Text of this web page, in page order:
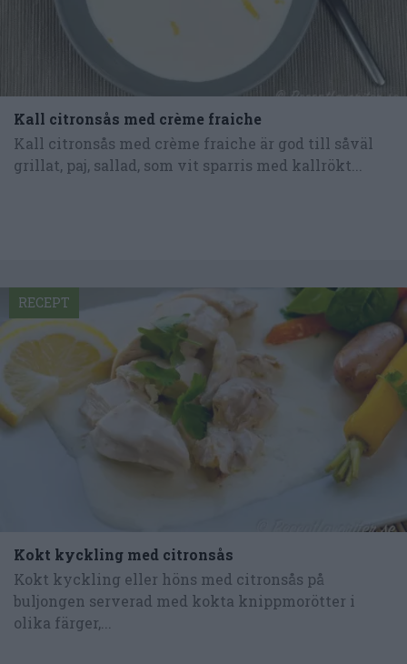
Kall citronsås med crème fraiche
Kall citronsås med crème fraiche är god till såväl
grillat, paj, sallad, som vit sparris med kallrökt...
Kokt kyckling med citronsås
Kokt kyckling eller höns med citronsås på
buljongen serverad med kokta knippmorötter i
olika färger,...
RECEPT